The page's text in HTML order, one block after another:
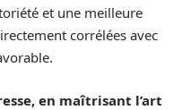
et une meilleure
corrélées avec
en maîtrisant l’art